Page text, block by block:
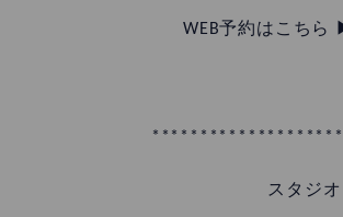
WEB予約はこち
スタジ